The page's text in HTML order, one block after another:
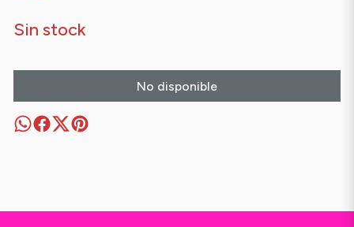
Sin stock
No disponible